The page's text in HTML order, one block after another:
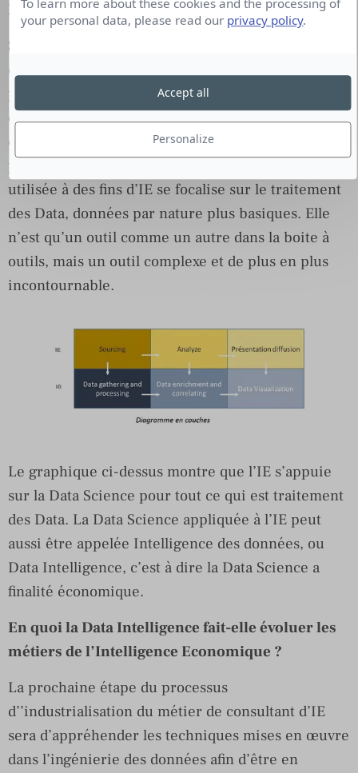
Economique?
Si l’on considère acquis que l’intelligence
économique n’est qu’une finalité à atteindre, la
pratique de l’IE consiste en la mise en œuvre
d’instruments d’une boite à outil riche et large
dans le but de trouver, manipuler, analyser,
présenter de l’information. La Data Science
utilisée à des fins d’IE se focalise sur le traitement
des Data, données par nature plus basiques. Elle
n’est qu’un outil comme un autre dans la boite à
outils, mais un outil complexe et de plus en plus
incontournable.
Le graphique ci-dessus montre que l’IE s’appuie
sur la Data Science pour tout ce qui est traitement
des Data. La Data Science appliquée à l’IE peut
aussi être appelée Intelligence des données, ou
Data Intelligence, c’est à dire la Data Science a
finalité économique.
En quoi la Data Intelligence fait-elle évoluer les
métiers de l’Intelligence Economique ?
La prochaine étape du processus
d’’industrialisation du métier de consultant d’IE
sera d’appréhender les techniques mises en œuvre
dans l’ingénierie des données afin d’être en
To learn more about these cookies and the processing of
your personal data, please read our privacy policy.
Personalize
Accept all